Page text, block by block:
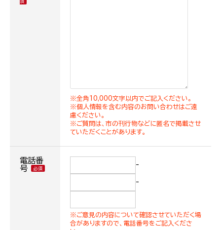
※全角10,000文字以内でご記入ください。
※個人情報を含む内容のお問い合わせはご遠
慮ください。
※ご質問は、市の刊行物などに匿名で掲載させ
ていただくことがあります。
電話番
号
-
-
※ご意見の内容について確認させていただく場
合がありますので、電話番号をご記入くださ